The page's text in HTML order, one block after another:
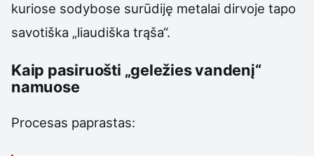
kuriose sodybose surūdiję metalai dirvoje tapo
savotiška „liaudiška trąša“.
Kaip pasiruošti „geležies vandenį“
namuose
Procesas paprastas: